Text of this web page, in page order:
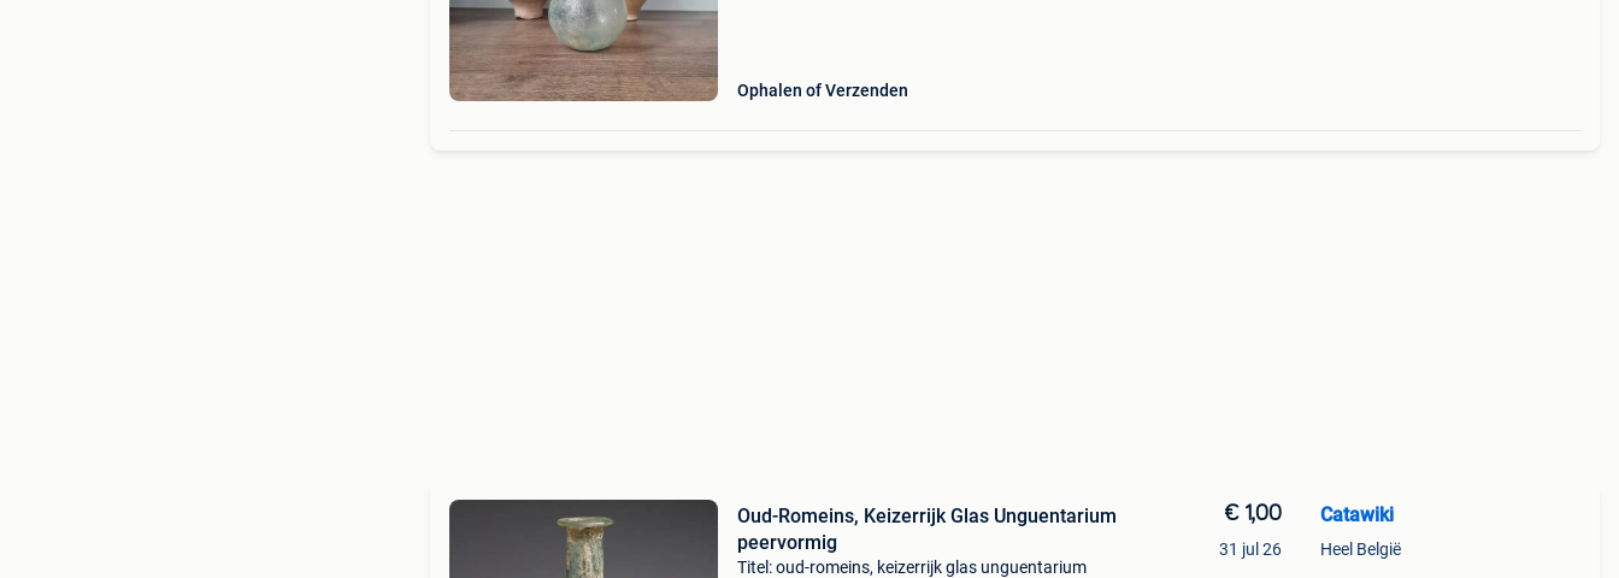
Ophalen of Verzenden
Oud-Romeins, Keizerrijk Glas Unguentarium
peervormig
Titel: oud-romeins, keizerrijk glas unguentarium
€ 1,00
31 jul 26
Catawiki
Heel België